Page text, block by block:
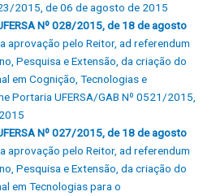
2015, de 06 de agosto de 2015
Nº 028/2015, de 18 de agosto
aprovação pelo Reitor, ad referendum
Pesquisa e Extensão, da criação do
em Cognição, Tecnologias e
Portaria UFERSA/GAB Nº 0521/2015,
Nº 027/2015, de 18 de agosto
aprovação pelo Reitor, ad referendum
Pesquisa e Extensão, da criação do
em Tecnologias para o